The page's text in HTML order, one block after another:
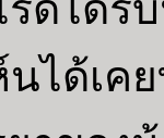
นได้เค